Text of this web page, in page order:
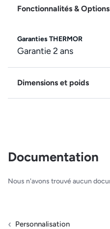
Fonctionnalités & Options
Garanties THERMOR
Garantie 2 ans
Dimensions et poids
Documentation
Nous n'avons trouvé aucun
Personnalisation